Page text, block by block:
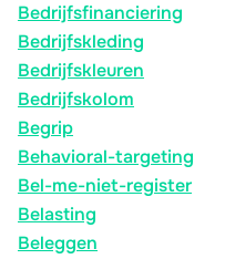
Bedrijfsfinanciering
Bedrijfskleding
Bedrijfskleuren
Bedrijfskolom
Begrip
Behavioral-targeting
Bel-me-niet-register
Belasting
Beleggen